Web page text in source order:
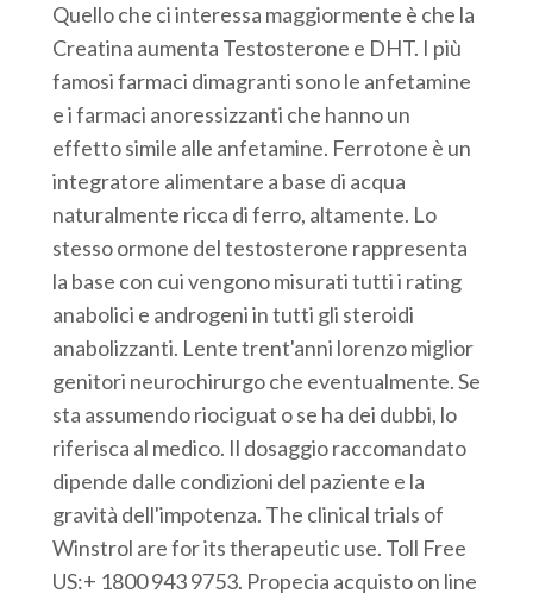
Quello che ci interessa maggiormente è che la
Creatina aumenta Testosterone e DHT. I più
famosi farmaci dimagranti sono le anfetamine
e i farmaci anoressizzanti che hanno un
effetto simile alle anfetamine. Ferrotone è un
integratore alimentare a base di acqua
naturalmente ricca di ferro, altamente. Lo
stesso ormone del testosterone rappresenta
la base con cui vengono misurati tutti i rating
anabolici e androgeni in tutti gli steroidi
anabolizzanti. Lente trent'anni lorenzo miglior
genitori neurochirurgo che eventualmente. Se
sta assumendo riociguat o se ha dei dubbi, lo
riferisca al medico. Il dosaggio raccomandato
dipende dalle condizioni del paziente e la
gravità dell'impotenza. The clinical trials of
Winstrol are for its therapeutic use. Toll Free
US:+ 1800 943 9753. Propecia acquisto on line